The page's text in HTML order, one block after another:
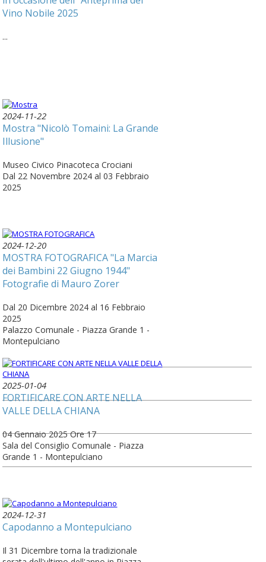
Vino Nobile 2025
...
2024-11-22
Mostra "Nicolò Tomaini: La Grande
Illusione"
Museo Civico Pinacoteca Crociani
Dal 22 Novembre 2024 al 03 Febbraio
2025
2024-12-20
MOSTRA FOTOGRAFICA "La Marcia
dei Bambini 22 Giugno 1944"
Fotografie di Mauro Zorer
Dal 20 Dicembre 2024 al 16 Febbraio
2025
Palazzo Comunale - Piazza Grande 1 -
Montepulciano
2025-01-04
FORTIFICARE CON ARTE NELLA
VALLE DELLA CHIANA
04 Gennaio 2025 Ore 17
Sala del Consiglio Comunale - Piazza
Grande 1 - Montepulciano
2024-12-31
Capodanno a Montepulciano
Il 31 Dicembre torna la tradizionale